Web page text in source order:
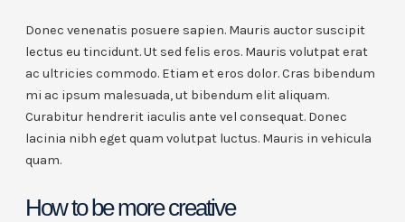
Donec venenatis posuere sapien. Mauris auctor suscipit
lectus eu tincidunt. Ut sed felis eros. Mauris volutpat erat
ac ultricies commodo. Etiam et eros dolor. Cras bibendum
mi ac ipsum malesuada, ut bibendum elit aliquam.
Curabitur hendrerit iaculis ante vel consequat. Donec
lacinia nibh eget quam volutpat luctus. Mauris in vehicula
quam.
How to be more creative